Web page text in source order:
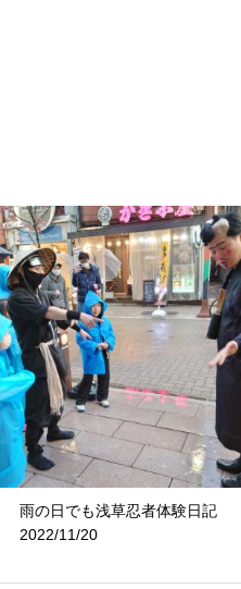
雨の日でも浅草忍者体験日記
2022/11/20